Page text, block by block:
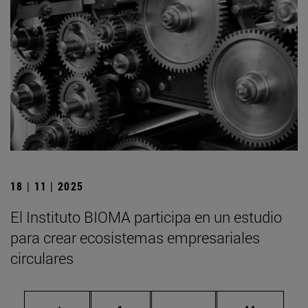
18 | 11 | 2025
El Instituto BIOMA participa en un estudio
para crear ecosistemas empresariales
circulares